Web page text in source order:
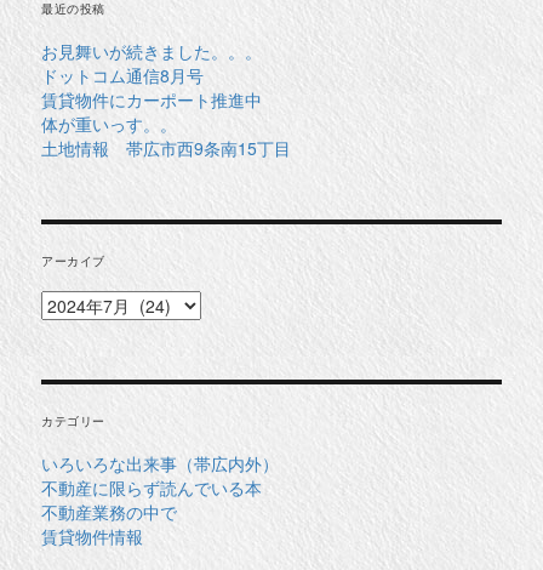
最近の投稿
お見舞いが続きました。。。
ドットコム通信8月号
賃貸物件にカーポート推進中
体が重いっす。。
土地情報 帯広市西9条南15丁目
アーカイブ
ア
ー
イ
カテゴリー
いろいろな出来事（帯広内外）
不動産に限らず読んでいる本
不動産業務の中で
賃貸物件情報